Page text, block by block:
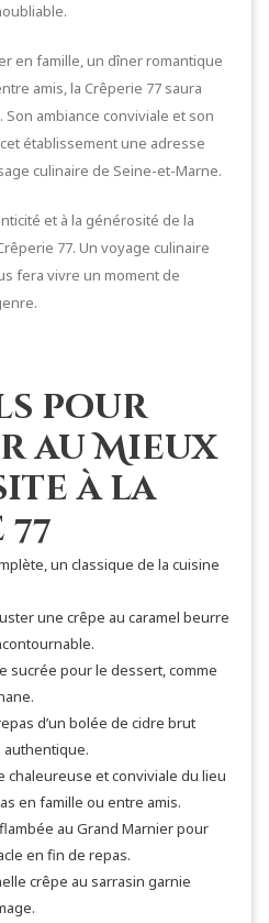
en famille, un dîner romantique
amis, la Crêperie 77 saura
ambiance conviviale et son
établissement une adresse
culinaire de Seine-et-Marne.
et à la générosité de la
77. Un voyage culinaire
fera vivre un moment de
pour
au Mieux
à la
un classique de la cuisine
une crêpe au caramel beurre
sucrée pour le dessert, comme
d’un bolée de cidre brut
chaleureuse et conviviale du lieu
en famille ou entre amis.
au Grand Marnier pour
en fin de repas.
crêpe au sarrasin garnie